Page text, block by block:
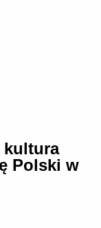
kultura
Polski w